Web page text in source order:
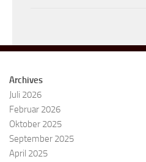
Archives
Juli 2026
Februar 2026
Oktober 2025
September 2025
April 2025